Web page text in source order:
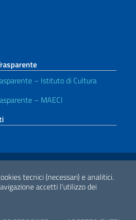
tecnici (necessari) e analitici.
accetti l'utilizzo dei
– Istituto di Cultura
– MAECI